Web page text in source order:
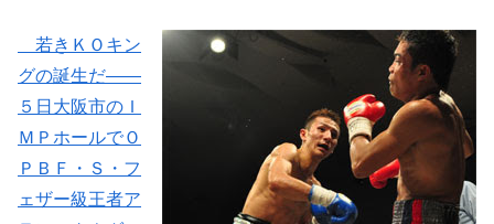
若きＫＯキン
グの誕生だ――
５日大阪市のＩ
ＭＰホールでＯ
ＰＢＦ・Ｓ・フ
ェザー級王者ア